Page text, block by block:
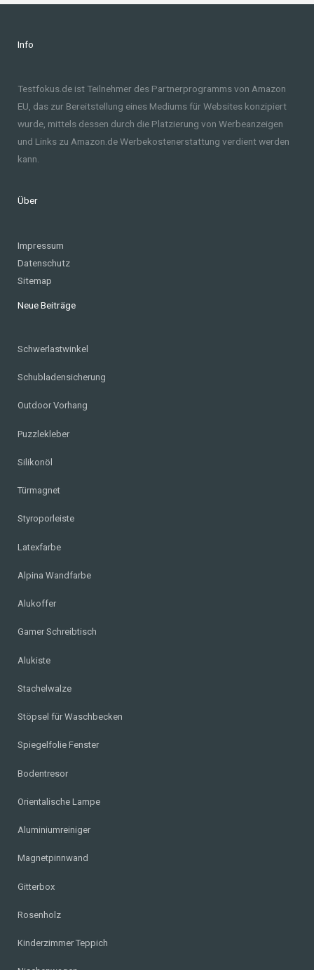
Info
Testfokus.de ist Teilnehmer des Partnerprogramms von Amazon
EU, das zur Bereitstellung eines Mediums für Websites konzipiert
wurde, mittels dessen durch die Platzierung von Werbeanzeigen
und Links zu Amazon.de Werbekostenerstattung verdient werden
kann.
Über
Impressum
Datenschutz
Sitemap
Neue Beiträge
Schwerlastwinkel
Schubladensicherung
Outdoor Vorhang
Puzzlekleber
Silikonöl
Türmagnet
Styroporleiste
Latexfarbe
Alpina Wandfarbe
Alukoffer
Gamer Schreibtisch
Alukiste
Stachelwalze
Stöpsel für Waschbecken
Spiegelfolie Fenster
Bodentresor
Orientalische Lampe
Aluminiumreiniger
Magnetpinnwand
Gitterbox
Rosenholz
Kinderzimmer Teppich